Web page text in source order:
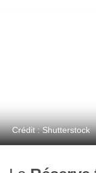
Crédit : Shutterstock